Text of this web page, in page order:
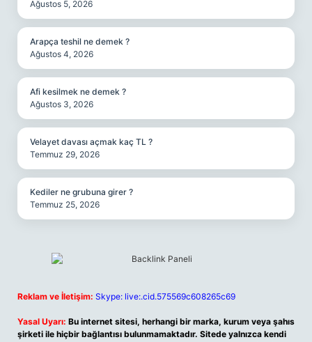
Ağustos 5, 2026
Arapça teshil ne demek ?
Ağustos 4, 2026
Afi kesilmek ne demek ?
Ağustos 3, 2026
Velayet davası açmak kaç TL ?
Temmuz 29, 2026
Kediler ne grubuna girer ?
Temmuz 25, 2026
Reklam ve İletişim: Skype: live:.cid.575569c608265c69
Yasal Uyarı: Bu internet sitesi, herhangi bir marka, kurum veya şahıs
şirketi ile hiçbir bağlantısı bulunmamaktadır. Sitede yalnızca kendi